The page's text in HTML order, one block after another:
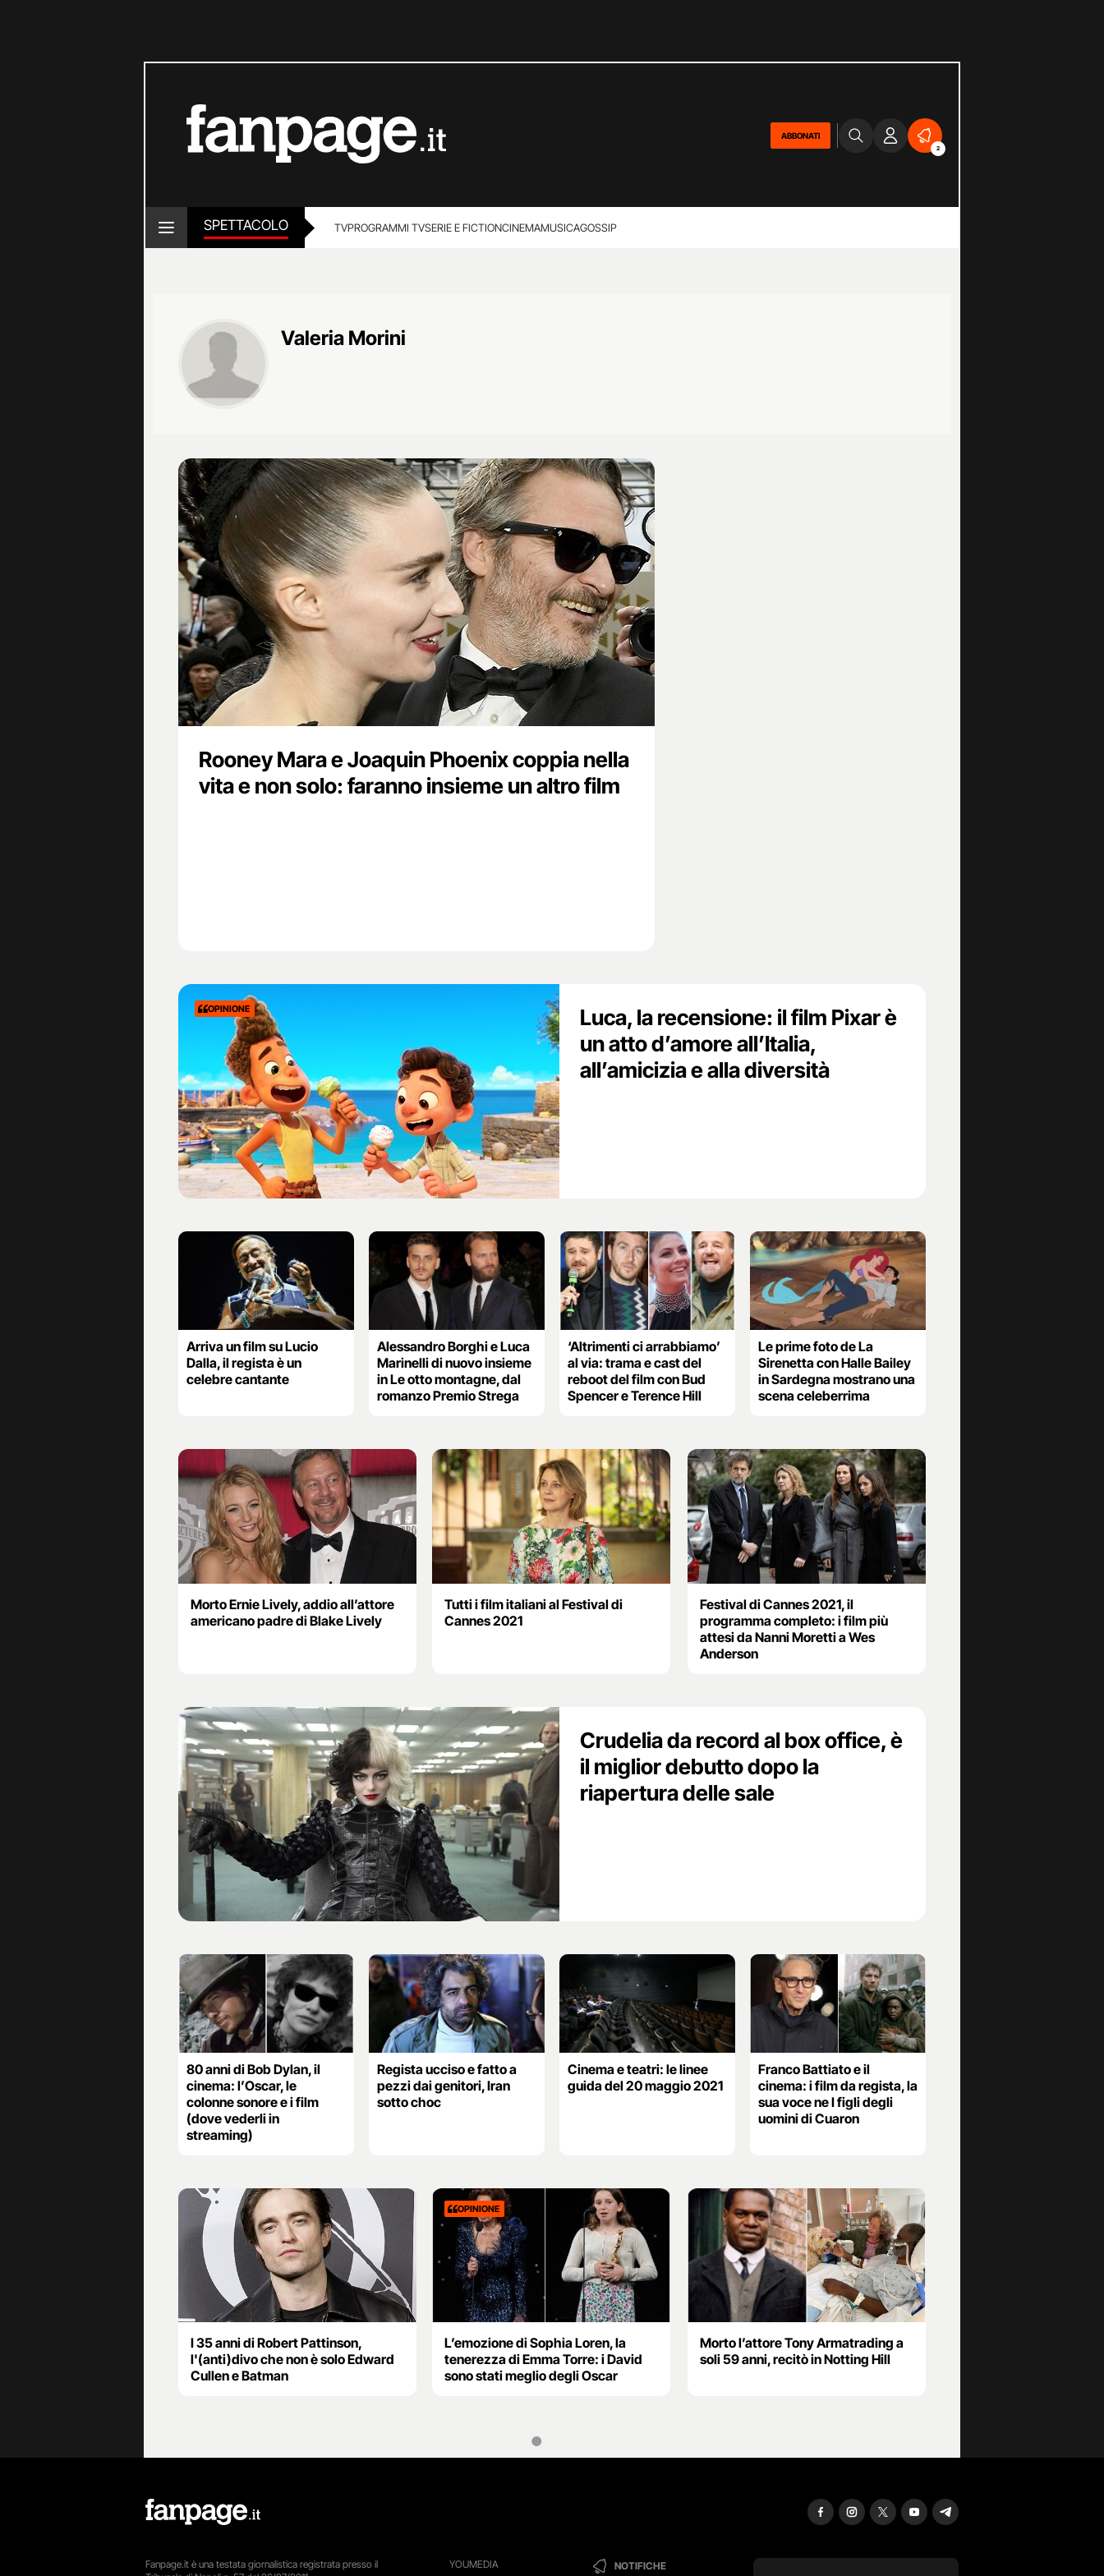
ABBONATI
2
SPETTACOLO TVPROGRAMMI TVSERIE E FICTIONCINEMAMUSICAGOSSIP
Valeria Morini
Rooney Mara e Joaquin Phoenix coppia nella
vita e non solo: faranno insieme un altro film
OPINIONE
Luca, la recensione: il film Pixar è
un atto d’amore all’Italia,
all’amicizia e alla diversità
Arriva un film su Lucio
Dalla, il regista è un
celebre cantante
Alessandro Borghi e Luca
Marinelli di nuovo insieme
in Le otto montagne, dal
romanzo Premio Strega
‘Altrimenti ci arrabbiamo’
al via: trama e cast del
reboot del film con Bud
Spencer e Terence Hill
Le prime foto de La
Sirenetta con Halle Bailey
in Sardegna mostrano una
scena celeberrima
Morto Ernie Lively, addio all’attore
americano padre di Blake Lively
Tutti i film italiani al Festival di
Cannes 2021
Festival di Cannes 2021, il
programma completo: i film più
attesi da Nanni Moretti a Wes
Anderson
Crudelia da record al box office, è
il miglior debutto dopo la
riapertura delle sale
80 anni di Bob Dylan, il
cinema: l’Oscar, le
colonne sonore e i film
(dove vederli in
streaming)
Regista ucciso e fatto a
pezzi dai genitori, Iran
sotto choc
Cinema e teatri: le linee
guida del 20 maggio 2021
Franco Battiato e il
cinema: i film da regista, la
sua voce ne I figli degli
uomini di Cuaron
I 35 anni di Robert Pattinson,
l'(anti)divo che non è solo Edward
Cullen e Batman
OPINIONE
L’emozione di Sophia Loren, la
tenerezza di Emma Torre: i David
sono stati meglio degli Oscar
Morto l’attore Tony Armatrading a
soli 59 anni, recitò in Notting Hill
YOUMEDIA NOTIFICHE
Fanpage.it è una testata giornalistica registrata presso il